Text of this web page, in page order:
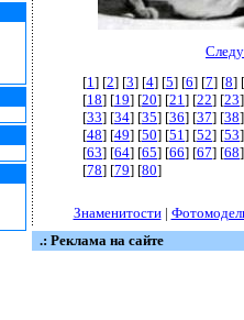
[1] [2] [3] [4] [5] [6] [7] [8] [
[18] [19] [20] [21] [22] [23
[33] [34] [35] [36] [37] [38
[48] [49] [50] [51] [52] [53
[63] [64] [65] [66] [67] [68
[78] [79] [80]
Знаменитости|
.: Реклама на сайте